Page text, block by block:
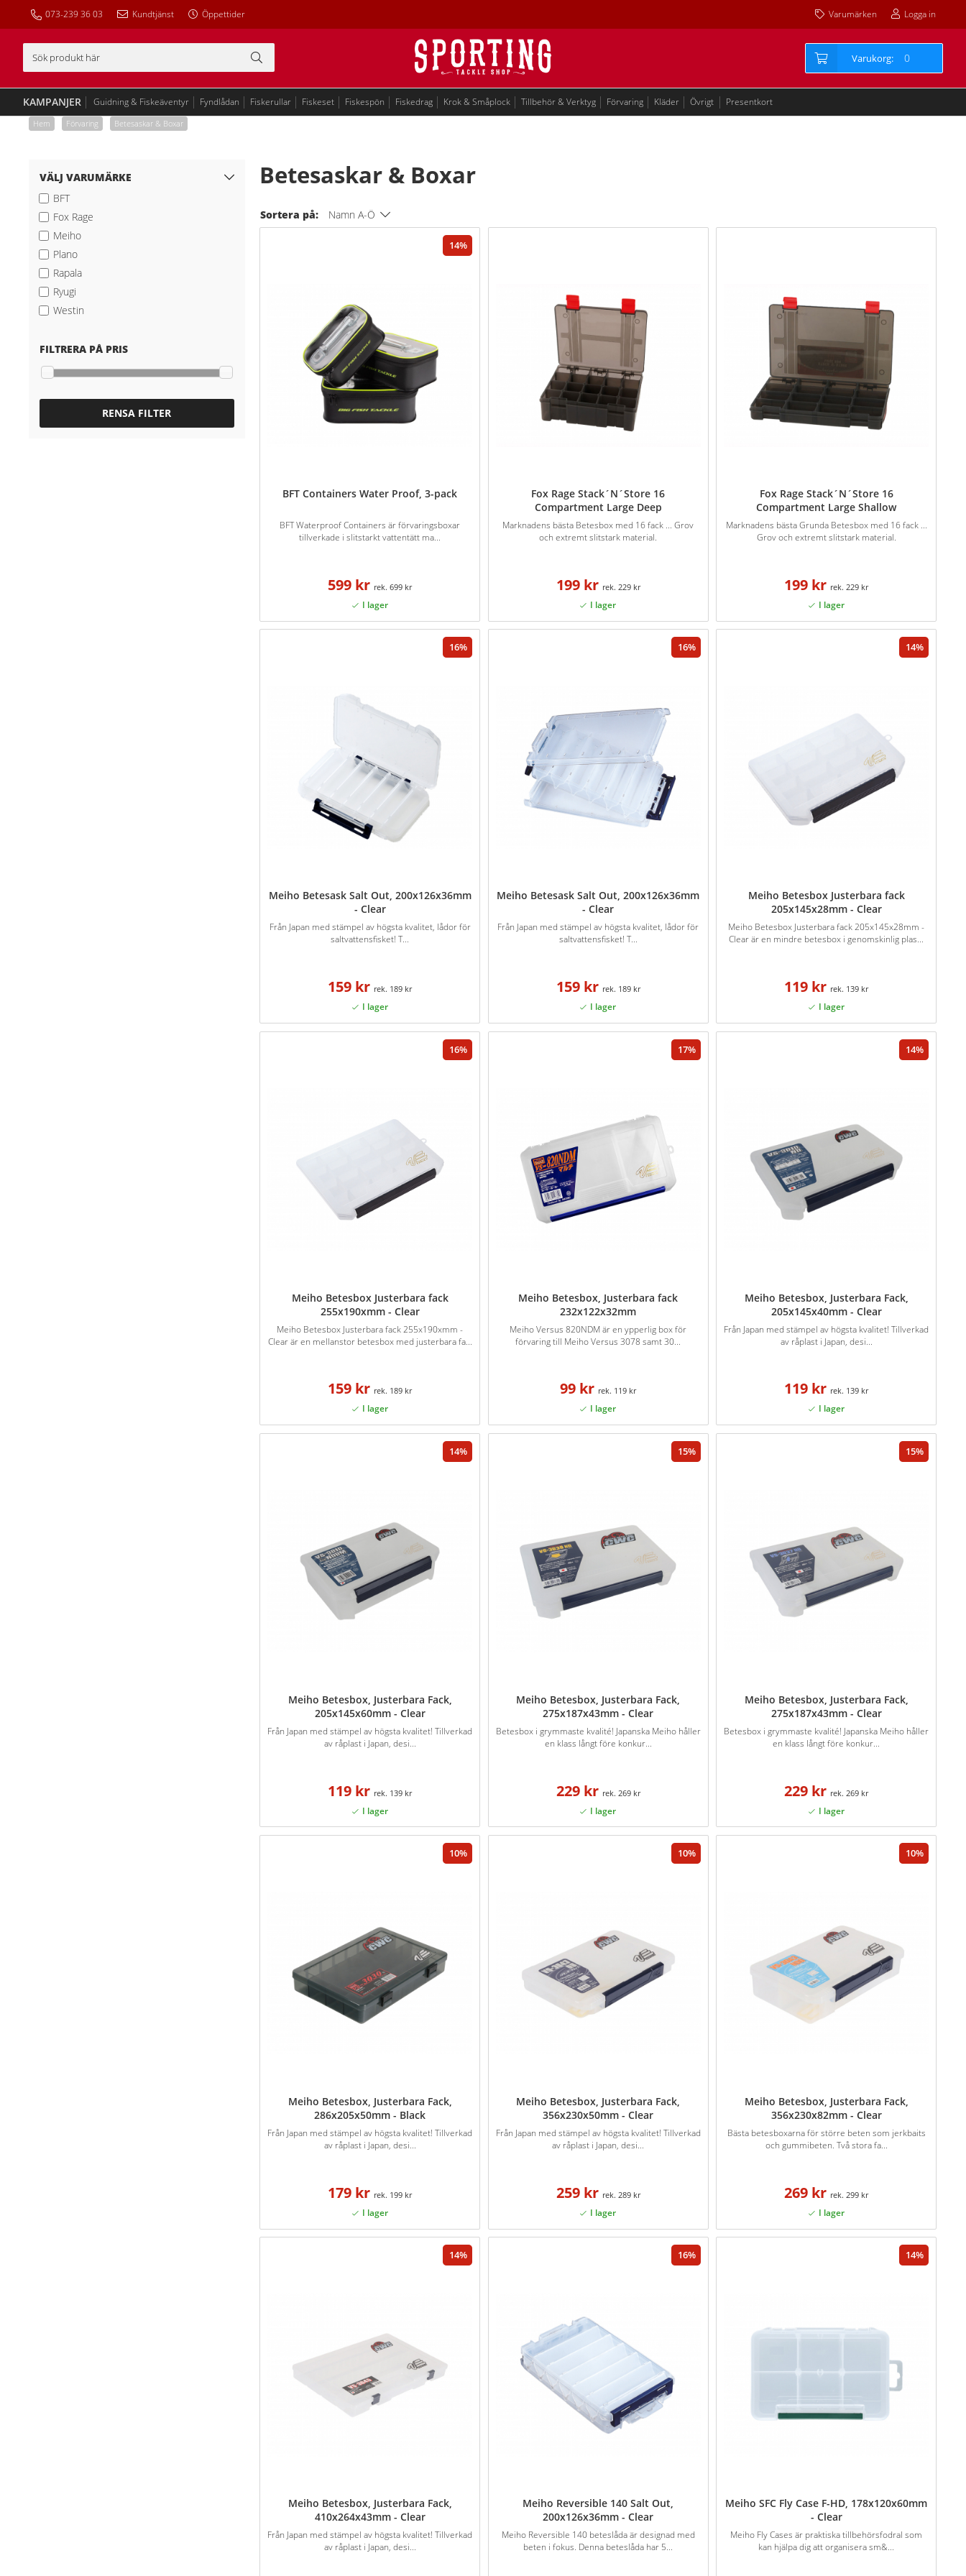
073-239 36 03 Kundtjänst Öppettider Varumärken Logga in
0
Guidning & Fiskeäventyr Fyndlådan Fiskerullar Fiskeset Fiskespön Fiskedrag Krok & Småplock Tillbehör & Verktyg Förvaring Kläder Övrigt
KAMPANJER Presentkort
Hem Förvaring Betesaskar & Boxar
VÄLJ VARUMÄRKE
BFT
Fox Rage
Meiho
Plano
Rapala
Ryugi
Westin
FILTRERA PÅ PRIS
RENSA FILTER
Betesaskar & Boxar
Sortera på: Namn A-Ö
14
BFT Containers Water Proof, 3-pack
BFT Waterproof Containers är förvaringsboxar
tillverkade i slitstarkt vattentätt ma...
599 kr 699 kr
Fox Rage Stack´N´Store 16
Compartment Large Deep
Marknadens bästa Betesbox med 16 fack ... Grov
och extremt slitstark material.
199 kr 229 kr
Fox Rage Stack´N´Store 16
Compartment Large Shallow
Marknadens bästa Grunda Betesbox med 16 fack ...
Grov och extremt slitstark material.
199 kr 229 kr
16
Meiho Betesask Salt Out, 200x126x36mm
- Clear
Från Japan med stämpel av högsta kvalitet, lådor för
saltvattensfisket! T...
159 kr 189 kr
16
Meiho Betesask Salt Out, 200x126x36mm
- Clear
Från Japan med stämpel av högsta kvalitet, lådor för
saltvattensfisket! T...
159 kr 189 kr
14
Meiho Betesbox Justerbara fack
205x145x28mm - Clear
Meiho Betesbox Justerbara fack 205x145x28mm -
Clear är en mindre betesbox i genomskinlig plas...
119 kr 139 kr
16
Meiho Betesbox Justerbara fack
255x190xmm - Clear
Meiho Betesbox Justerbara fack 255x190xmm -
Clear är en mellanstor betesbox med justerbara fa...
159 kr 189 kr
17
Meiho Betesbox, Justerbara fack
232x122x32mm
Meiho Versus 820NDM är en ypperlig box för
förvaring till Meiho Versus 3078 samt 30...
99 kr 119 kr
14
Meiho Betesbox, Justerbara Fack,
205x145x40mm - Clear
Från Japan med stämpel av högsta kvalitet! Tillverkad
av råplast i Japan, desi...
119 kr 139 kr
14
Meiho Betesbox, Justerbara Fack,
205x145x60mm - Clear
Från Japan med stämpel av högsta kvalitet! Tillverkad
av råplast i Japan, desi...
119 kr 139 kr
15
Meiho Betesbox, Justerbara Fack,
275x187x43mm - Clear
Betesbox i grymmaste kvalité! Japanska Meiho håller
en klass långt före konkur...
229 kr 269 kr
15
Meiho Betesbox, Justerbara Fack,
275x187x43mm - Clear
Betesbox i grymmaste kvalité! Japanska Meiho håller
en klass långt före konkur...
229 kr 269 kr
10
Meiho Betesbox, Justerbara Fack,
286x205x50mm - Black
Från Japan med stämpel av högsta kvalitet! Tillverkad
av råplast i Japan, desi...
179 kr 199 kr
10
Meiho Betesbox, Justerbara Fack,
356x230x50mm - Clear
Från Japan med stämpel av högsta kvalitet! Tillverkad
av råplast i Japan, desi...
259 kr 289 kr
10
Meiho Betesbox, Justerbara Fack,
356x230x82mm - Clear
Bästa betesboxarna för större beten som jerkbaits
och gummibeten. Två stora fa...
269 kr 299 kr
14
Meiho Betesbox, Justerbara Fack,
410x264x43mm - Clear
Från Japan med stämpel av högsta kvalitet! Tillverkad
av råplast i Japan, desi...
16
Meiho Reversible 140 Salt Out,
200x126x36mm - Clear
Meiho Reversible 140 beteslåda är designad med
beten i fokus. Denna beteslåda har 5...
14
Meiho SFC Fly Case F-HD, 178x120x60mm
- Clear
Meiho Fly Cases är praktiska tillbehörsfodral som
kan hjälpa dig att organisera sm&...